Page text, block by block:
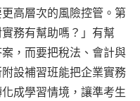
高層次的風險控管。第
務有幫助嗎？」有幫
，而要把稅法、會計與
設補習班能把企業實務
成學習情境，讓準考生